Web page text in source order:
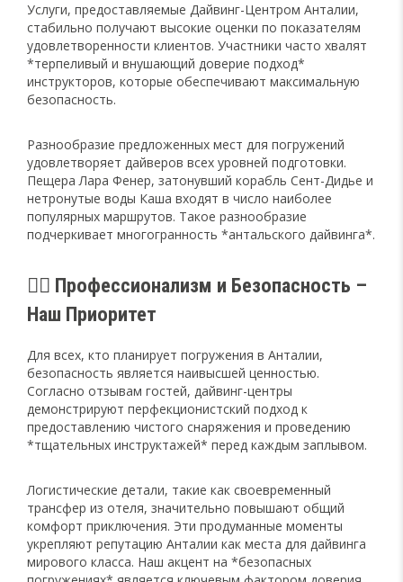
Услуги, предоставляемые Дайвинг-Центром Анталии,
стабильно получают высокие оценки по показателям
удовлетворенности клиентов. Участники часто хвалят
*терпеливый и внушающий доверие подход*
инструкторов, которые обеспечивают максимальную
безопасность.
Разнообразие предложенных мест для погружений
удовлетворяет дайверов всех уровней подготовки.
Пещера Лара Фенер, затонувший корабль Сент-Дидье и
нетронутые воды Каша входят в число наиболее
популярных маршрутов. Такое разнообразие
подчеркивает многогранность *антальского дайвинга*.
🧜‍♂️ Профессионализм и Безопасность –
Наш Приоритет
Для всех, кто планирует погружения в Анталии,
безопасность является наивысшей ценностью.
Согласно отзывам гостей, дайвинг-центры
демонстрируют перфекционистский подход к
предоставлению чистого снаряжения и проведению
*тщательных инструктажей* перед каждым заплывом.
Логистические детали, такие как своевременный
трансфер из отеля, значительно повышают общий
комфорт приключения. Эти продуманные моменты
укрепляют репутацию Анталии как места для дайвинга
мирового класса. Наш акцент на *безопасных